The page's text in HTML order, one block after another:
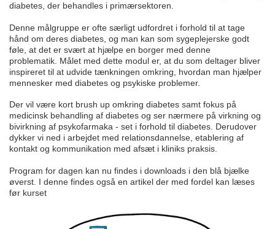
diabetes, der behandles i primærsektoren.
Denne målgruppe er ofte særligt udfordret i forhold til at tage
hånd om deres diabetes, og man kan som sygeplejerske godt
føle, at det er svært at hjælpe en borger med denne
problematik. Målet med dette modul er, at du som deltager bliver
inspireret til at udvide tænkningen omkring, hvordan man hjælper
mennesker med diabetes og psykiske problemer.
Der vil være kort brush up omkring diabetes samt fokus på
medicinsk behandling af diabetes og ser nærmere på virkning og
bivirkning af psykofarmaka - set i forhold til diabetes. Derudover
dykker vi ned i arbejdet med relationsdannelse, etablering af
kontakt og kommunikation med afsæt i kliniks praksis.
Program for dagen kan nu findes i downloads i den blå bjælke
øverst. I denne findes også en artikel der med fordel kan læses
før kurset